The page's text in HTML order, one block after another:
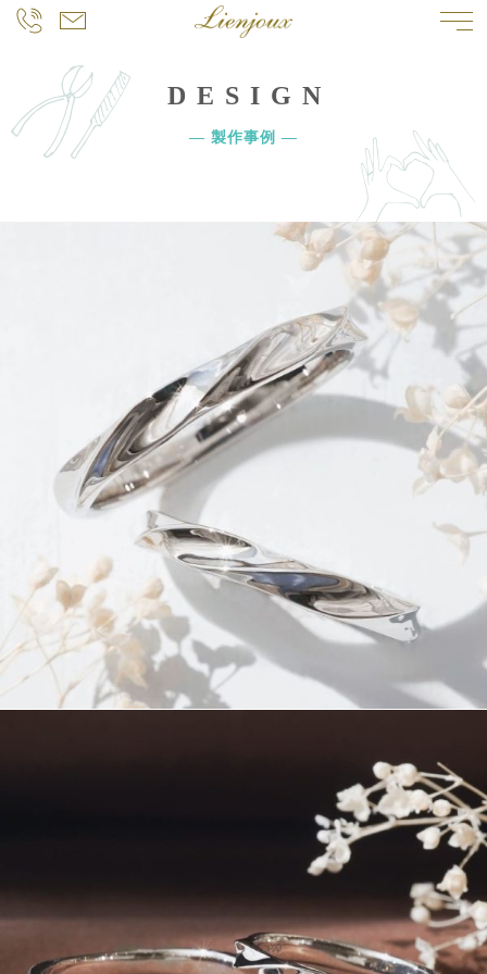
DESIGN
― 製作事例 ―